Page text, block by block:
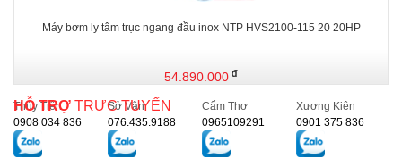
Máy bơm ly tâm trục ngang đầu inox NTP HVS2100-115 20 20HP
54.890.000
HỖ TRỢ TRỰC TUYẾN
Thủy Tiên
0908 034 836
Sở Vân
076.435.9188
Cẩm Thơ
0965109291
Xương Kiên
0901 375 836